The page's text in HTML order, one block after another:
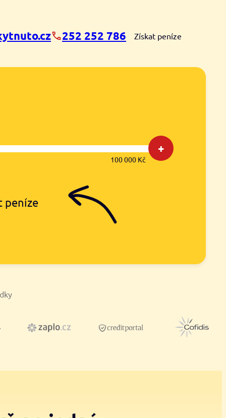
252 252 786 Získat peníze
+
100 000 Kč
peníze